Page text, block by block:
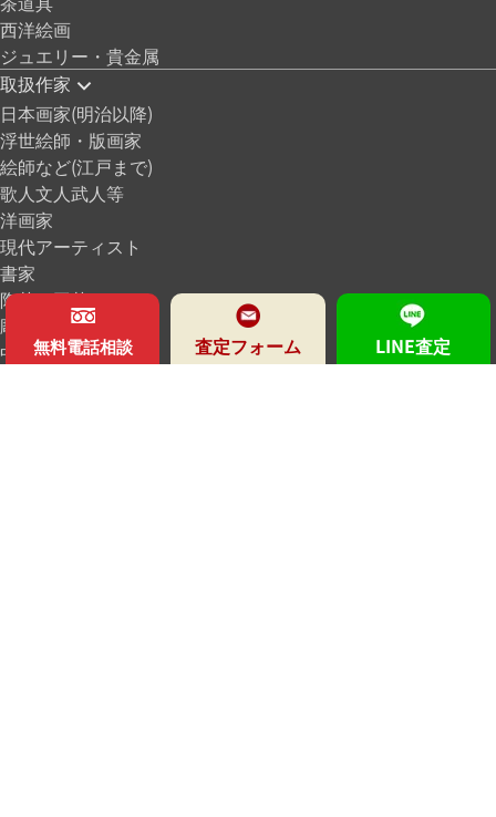
西洋絵画
ジュエリー・貴金属
取扱作家
日本画家(明治以降)
浮世絵師・版画家
絵師など(江戸まで)
歌人文人武人等
洋画家
現代アーティスト
書家
陶芸・工芸など
彫刻家
中国諸作家
無料電話相談 査定フォーム LINE査定